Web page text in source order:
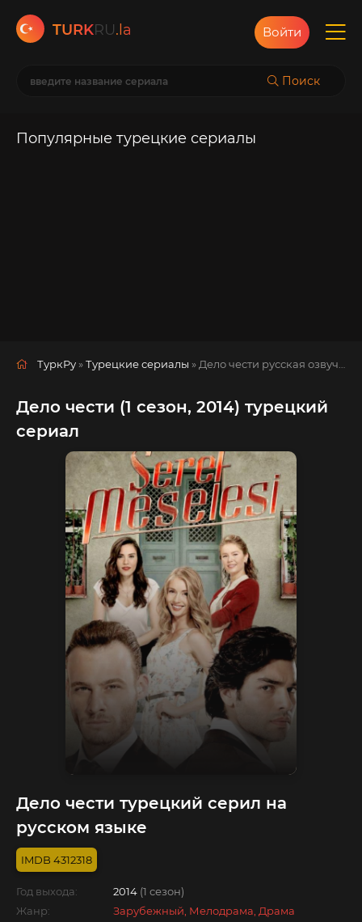
TURKRU.la
Поиск
Войти
Популярные турецкие сериалы
ТуркРу »Турецкие сериалы » Дело чести русская озвучка смотреть полностью онлайн!
Дело чести (1 сезон, 2014) турецкий
сериал
Дело чести турецкий серил на
русском языке
4312318
Год выхода: 2014 (1 сезон)
Жанр:
Зарубежный, Мелодрама, Драма